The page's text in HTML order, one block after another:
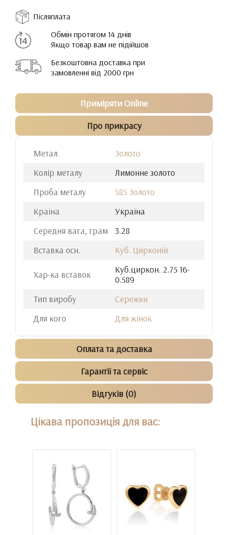
Післяплата
Обмін протягом 14 днів
Якщо товар вам не підійшов
Безкоштовна доставка при
замовленні від 2000 грн
Приміряти Online
Про прикрасу
Метал
Золото
Колір металу
Лимонне золото
Проба металу
585 Золото
Країна
Україна
Середня вага, грам
3.28
Вставка осн.
Куб. Цирконій
Хар-ка вставок
Куб.циркон. 2.75 16-
0.589
Тип виробу
Сережки
Для кого
Для жінок
Оплата та доставка
Гарантії та сервіс
Відгуків (0)
Цікава пропозиція для вас: